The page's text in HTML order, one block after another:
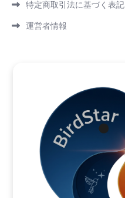
特定商取引法に基づく表記
運営者情報